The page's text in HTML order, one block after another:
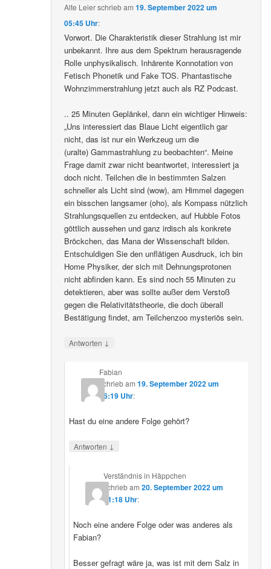
Alte Leierschriebam19. September 2022 um
05:45 Uhr:
Vorwort. Die Charakteristik dieser Strahlung ist mir
unbekannt. Ihre aus dem Spektrum herausragende
Rolle unphysikalisch. Inhärente Konnotation von
Fetisch Phonetik und Fake TOS. Phantastische
Wohnzimmerstrahlung jetzt auch als RZ Podcast.
.. 25 Minuten Geplänkel, dann ein wichtiger Hinweis:
„Uns interessiert das Blaue Licht eigentlich gar
nicht, das ist nur ein Werkzeug um die
(uralte) Gammastrahlung zu beobachten“. Meine
Frage damit zwar nicht beantwortet, interessiert ja
doch nicht. Teilchen die in bestimmten Salzen
schneller als Licht sind (wow), am Himmel dagegen
ein bisschen langsamer (oho), als Kompass nützlich
Strahlungsquellen zu entdecken, auf Hubble Fotos
göttlich aussehen und ganz irdisch als konkrete
Bröckchen, das Mana der Wissenschaft bilden.
Entschuldigen Sie den unflätigen Ausdruck, ich bin
Home Physiker, der sich mit Dehnungsprotonen
nicht abfinden kann. Es sind noch 55 Minuten zu
detektieren, aber was sollte außer dem Verstoß
gegen die Relativitätstheorie, die doch überall
Bestätigung findet, am Teilchenzoo mysteriös sein.
Antworten ↓
Fabian
schriebam 19. September 2022 um
16:19 Uhr:
Hast du eine andere Folge gehört?
Antworten ↓
Verständnis in Häppchen
schriebam20. September 2022 um
01:18 Uhr:
Noch eine andere Folge oder was anderes als
Fabian?
Besser gefragt wäre ja, was ist mit dem Salz in